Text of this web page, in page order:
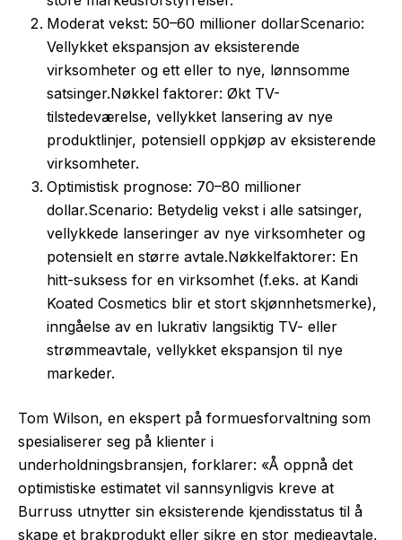
Moderat vekst: 50–60 millioner dollarScenario:
Vellykket ekspansjon av eksisterende
virksomheter og ett eller to nye, lønnsomme
satsinger.Nøkkel faktorer: Økt TV-
tilstedeværelse, vellykket lansering av nye
produktlinjer, potensiell oppkjøp av eksisterende
virksomheter.
Optimistisk prognose: 70–80 millioner
dollar.Scenario: Betydelig vekst i alle satsinger,
vellykkede lanseringer av nye virksomheter og
potensielt en større avtale.Nøkkelfaktorer: En
hitt-suksess for en virksomhet (f.eks. at Kandi
Koated Cosmetics blir et stort skjønnhetsmerke),
inngåelse av en lukrativ langsiktig TV- eller
strømmeavtale, vellykket ekspansjon til nye
markeder.
Tom Wilson, en ekspert på formuesforvaltning som
spesialiserer seg på klienter i
underholdningsbransjen, forklarer: «Å oppnå det
optimistiske estimatet vil sannsynligvis kreve at
Burruss utnytter sin eksisterende kjendisstatus til å
skape et brakprodukt eller sikre en stor medieavtale,